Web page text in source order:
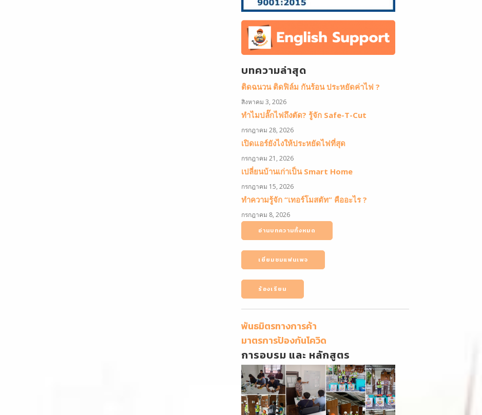
บทความล่าสุด
ติดฉนวน ติดฟิล์ม กันร้อน ประหยัดค่าไฟ ?
สิงหาคม 3, 2026
ทำไมปลั๊กไฟถึงตัด? รู้จัก Safe-T-Cut
กรกฎาคม 28, 2026
เปิดแอร์ยังไงให้ประหยัดไฟที่สุด
กรกฎาคม 21, 2026
เปลี่ยนบ้านเก่าเป็น Smart Home
กรกฎาคม 15, 2026
ทำความรู้จัก “เทอร์โมสตัท” คืออะไร ?
กรกฎาคม 8, 2026
อ่านบทความทั้งหมด
เยี่ยมชมแฟนเพจ
ร้องเรียน
พันธมิตรทางการค้า
มาตรการป้องกันโควิด
การอบรม และ หลักสูตร